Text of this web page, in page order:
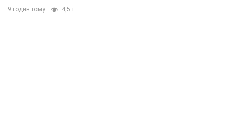
9 годин тому 4,5 т.